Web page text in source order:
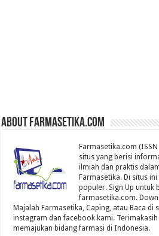
About farmasetika.com
Farmasetika.com
situs yang berisi
ilmiah dan praktis
Farmasetika. Di situs
populer. Sign Up untuk
farmasetika.com.
Majalah Farmasetika, Caping, atau Baca
instagram dan facebook kami.
memajukan bidang farmasi di Indonesia.